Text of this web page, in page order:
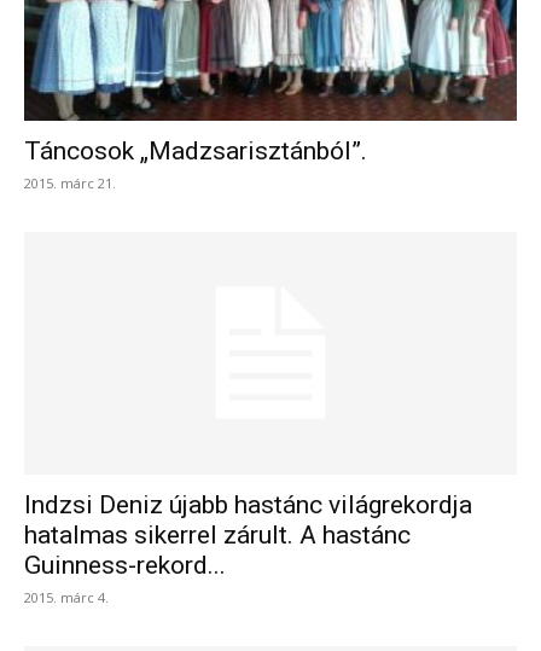
Táncosok „Madzsarisztánból”.
2015. márc 21.
Indzsi Deniz újabb hastánc világrekordja
hatalmas sikerrel zárult. A hastánc
Guinness-rekord...
2015. márc 4.